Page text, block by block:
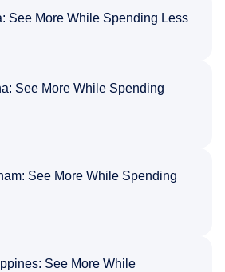
See More While Spending Less
See More While Spending
See More While Spending
See More While